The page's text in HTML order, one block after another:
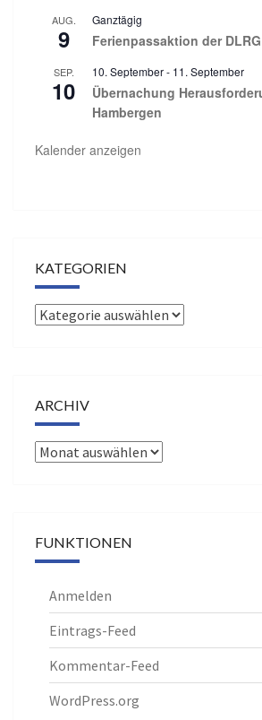
AUG.
9
Ganztägig
Ferienpassaktion der DLRG
SEP.
10
10. September- 11. September
Übernachung
Hambergen
Kalender anzeigen
KATEGORIEN
Kategorien
ARCHIV
Archiv
FUNKTIONEN
Anmelden
Eintrags-Feed
Kommentar-Feed
WordPress.org